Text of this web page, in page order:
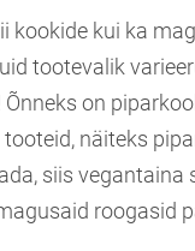
kookide kui ka
tootevalik
on
näiteks
siis
roogasid